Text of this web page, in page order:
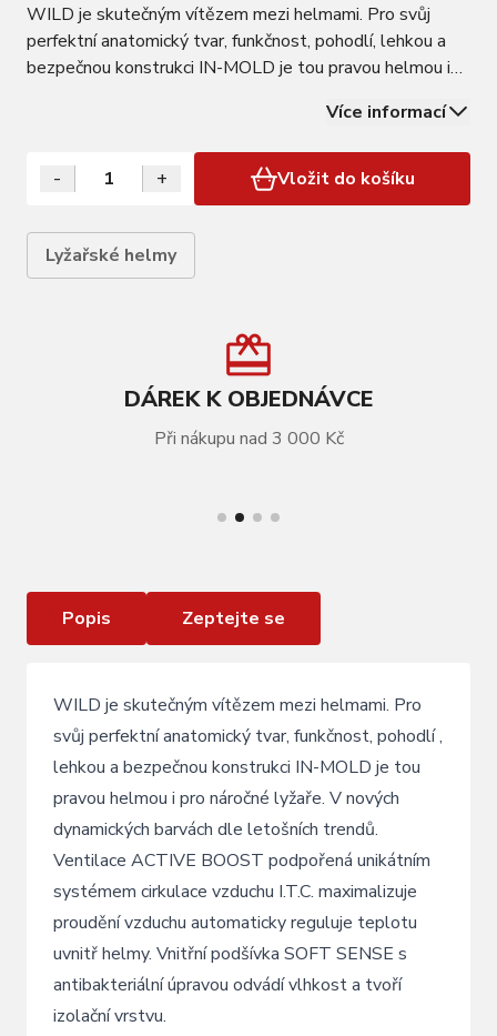
WILD je skutečným vítězem mezi helmami. Pro svůj
perfektní anatomický tvar, funkčnost, pohodlí, lehkou a
bezpečnou konstrukci IN-MOLD je tou pravou helmou i
letošních trendů. Ventilace ACTIVE BOOST podpořená
unikátním systémem cirkulace vzduchu I…
Více informací
- + Vložit do košíku
Lyžařské helmy
DÁREK K OBJEDNÁVCE
Při nákupu nad 3 000 Kč
Popis Zeptejte se
WILD je skutečným vítězem mezi helmami. Pro
svůj perfektní anatomický tvar, funkčnost, pohodlí ,
lehkou a bezpečnou konstrukci IN-MOLD je tou
pravou helmou i pro náročné lyžaře. V nových
dynamických barvách dle letošních trendů.
Ventilace ACTIVE BOOST podpořená unikátním
systémem cirkulace vzduchu I.T.C. maximalizuje
proudění vzduchu automaticky reguluje teplotu
uvnitř helmy. Vnitřní podšívka SOFT SENSE s
antibakteriální úpravou odvádí vlhkost a tvoří
izolační vrstvu.